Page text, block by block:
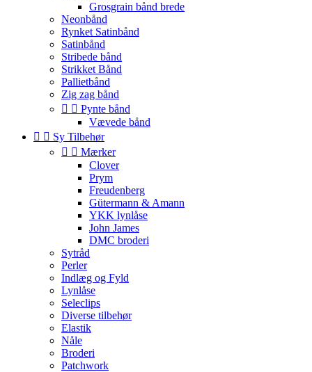
Grosgrain bånd brede
Neonbånd
Rynket Satinbånd
Satinbånd
Stribede bånd
Strikket Bånd
Pallietbånd
Zig zag bånd
  Pynte bånd
Vævede bånd
  Sy Tilbehør
  Mærker
Clover
Prym
Freudenberg
Gütermann & Amann
YKK lynlåse
John James
DMC broderi
Sytråd
Perler
Indlæg og Fyld
Lynlåse
Seleclips
Diverse tilbehør
Elastik
Nåle
Broderi
Patchwork